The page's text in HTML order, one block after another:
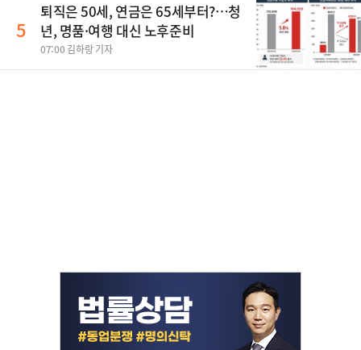
5
퇴직은 50세, 연금은 65세부터?…청
년, 명품·여행 대신 노후준비
07:00 김하랑 기자